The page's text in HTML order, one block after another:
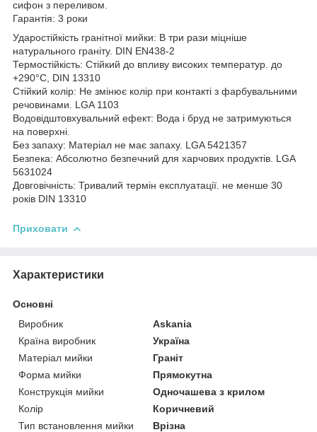
сифон з переливом.
Гарантія: 3 роки
Ударостійкість гранітної мийки: В три рази міцніше
натурального граніту. DIN EN438-2
Термостійкість: Стійкий до впливу високих температур. до
+290°C, DIN 13310
Стійкий колір: Не змінює колір при контакті з фарбувальними
речовинами. LGA 1103
Водовідштовхувальний ефект: Вода і бруд не затримуються
на поверхні.
Без запаху: Матеріал не має запаху. LGA 5421357
Безпека: Абсолютно безпечний для харчових продуктів. LGA
5631024
Довговічність: Тривалий термін експлуатації. не менше 30
років DIN 13310
Приховати
Характеристики
Основні
Виробник
Askania
Країна виробник
Україна
Матеріал мийки
Граніт
Форма мийки
Прямокутна
Конструкція мийки
Одночашева з крилом
Колір
Коричневий
Тип встановлення мийки
Врізна